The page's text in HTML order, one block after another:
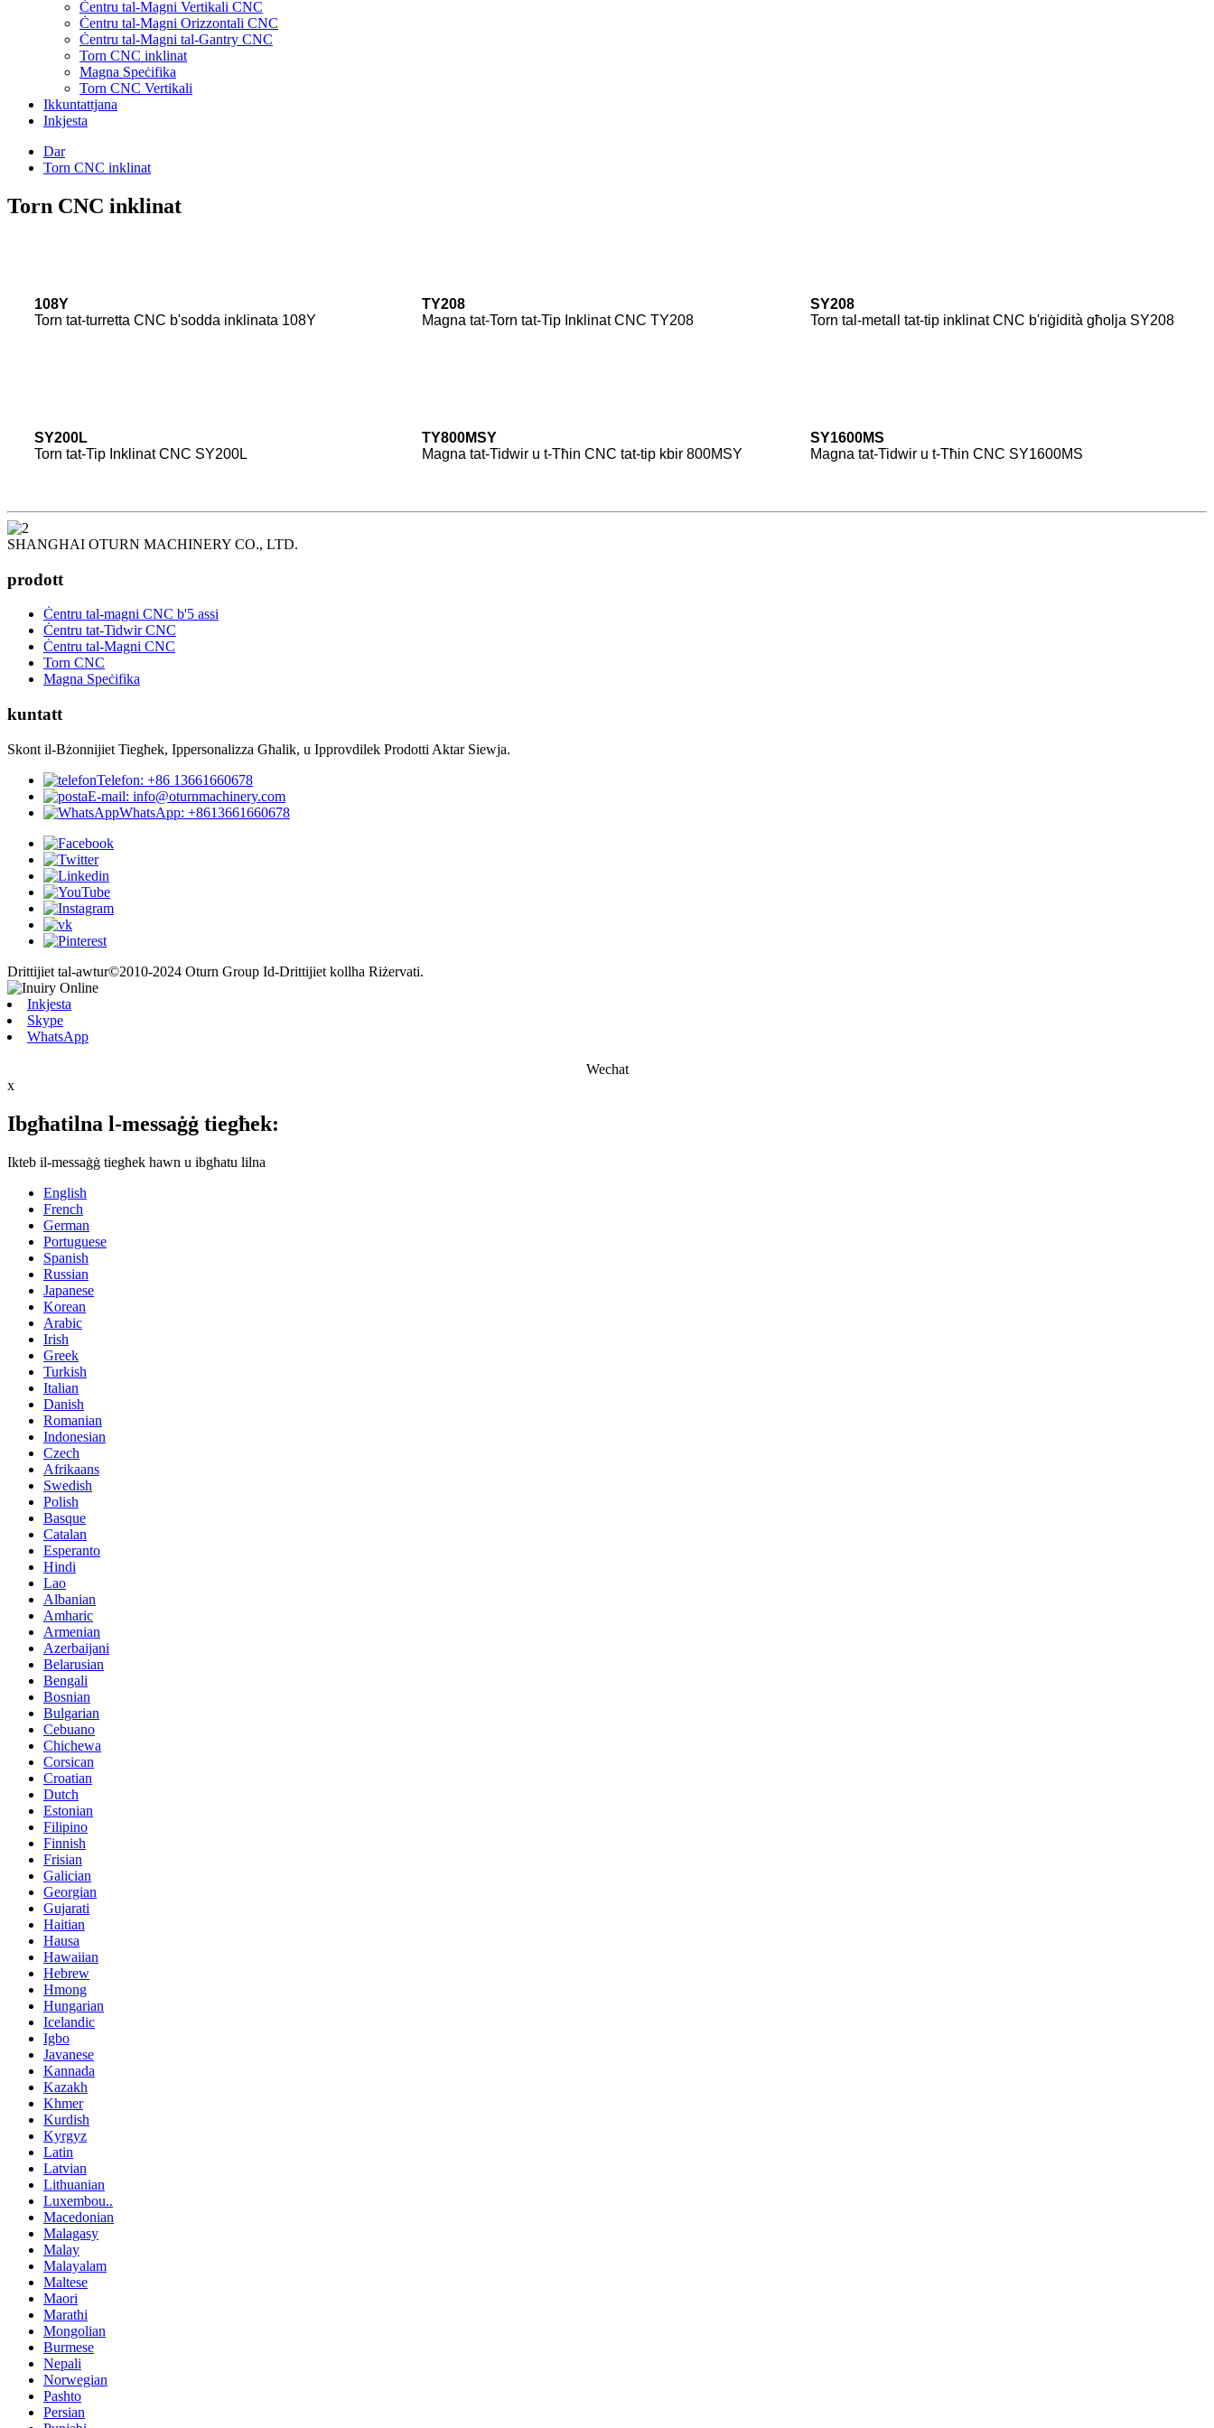
Ċentru tal-Magni Vertikali CNC
Ċentru tal-Magni Orizzontali CNC
Ċentru tal-Magni tal-Gantry CNC
Torn CNC inklinat
Magna Speċifika
Torn CNC Vertikali
Ikkuntattjana
Inkjesta
Dar
Torn CNC inklinat
Torn CNC inklinat
108Y
Torn tat-turretta CNC b'sodda inklinata 108Y
TY208
Magna tat-Torn tat-Tip Inklinat CNC TY208
SY208
Torn tal-metall tat-tip inklinat CNC b'riġidità għolja SY208
SY200L
Torn tat-Tip Inklinat CNC SY200L
TY800MSY
Magna tat-Tidwir u t-Tħin CNC tat-tip kbir 800MSY
SY1600MS
Magna tat-Tidwir u t-Tħin CNC SY1600MS
SHANGHAI OTURN MACHINERY CO., LTD.
prodott
Ċentru tal-magni CNC b'5 assi
Ċentru tat-Tidwir CNC
Ċentru tal-Magni CNC
Torn CNC
Magna Speċifika
kuntatt
Skont il-Bżonnijiet Tiegħek, Ippersonalizza Għalik, u Ipprovdilek Prodotti Aktar Siewja.
Telefon: +86 13661660678
E-mail: info@oturnmachinery.com
WhatsApp: +8613661660678
Drittijiet tal-awtur©2010-2024 Oturn Group Id-Drittijiet kollha Riżervati.
Inkjesta
Skype
WhatsApp
Wechat
x
Ibgħatilna l-messaġġ tiegħek:
Ikteb il-messaġġ tiegħek hawn u ibgħatu lilna
English
French
German
Portuguese
Spanish
Russian
Japanese
Korean
Arabic
Irish
Greek
Turkish
Italian
Danish
Romanian
Indonesian
Czech
Afrikaans
Swedish
Polish
Basque
Catalan
Esperanto
Hindi
Lao
Albanian
Amharic
Armenian
Azerbaijani
Belarusian
Bengali
Bosnian
Bulgarian
Cebuano
Chichewa
Corsican
Croatian
Dutch
Estonian
Filipino
Finnish
Frisian
Galician
Georgian
Gujarati
Haitian
Hausa
Hawaiian
Hebrew
Hmong
Hungarian
Icelandic
Igbo
Javanese
Kannada
Kazakh
Khmer
Kurdish
Kyrgyz
Latin
Latvian
Lithuanian
Luxembou..
Macedonian
Malagasy
Malay
Malayalam
Maltese
Maori
Marathi
Mongolian
Burmese
Nepali
Norwegian
Pashto
Persian